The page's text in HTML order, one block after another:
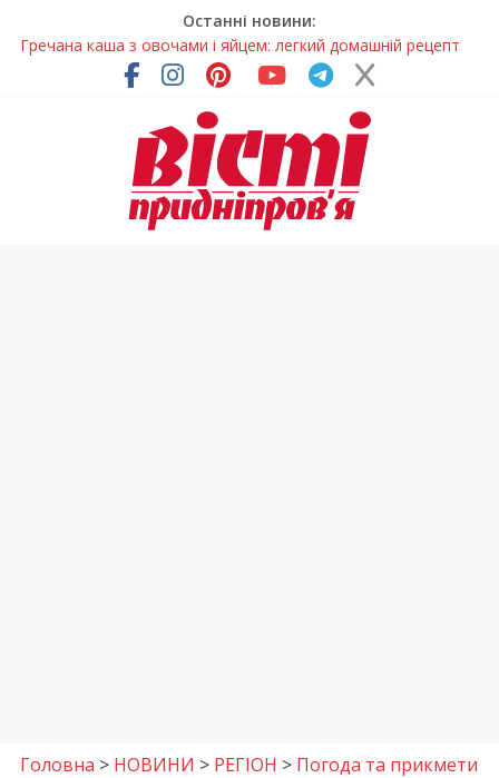
Останні новини:
Гречана каша з овочами і яйцем: легкий домашній рецепт
Як обрати розмір крафтового стакана під ваш напій?
Волонтерів із Дніпропетровщини відзначили за участь у
Дніпровський цирк отримав міжнародне визнання
У Дніпрі змагалися найсильніші яхтсмени України (фото)
Головна > НОВИНИ > РЕГІОН > Погода та прикмети